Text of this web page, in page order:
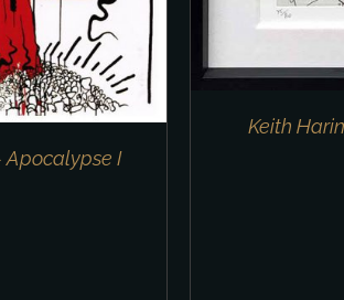
Apocalypse I
Keith